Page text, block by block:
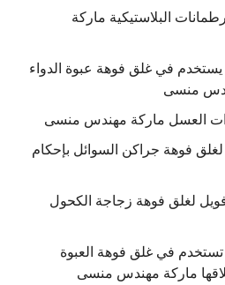
البلاستيكية ماركة
في غلق فوهة عبوة الدواء
منسى
العسل ماركة مهندس منسى
فوهة جراكن السوائل بإحكام
لغلق فوهة زجاجة الكحول
في غلق فوهة العبوة
ماركة مهندس منسى